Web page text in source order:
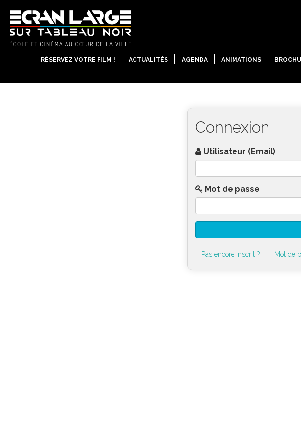
RÉSERVEZ VOTRE FILM ! ACTUALITÉS AGENDA ANIMATIONS
Connexion
Utilisateur (Email)
Mot de passe
Pas encore inscrit ? Mot de